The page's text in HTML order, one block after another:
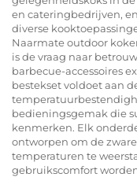
en cateringbedrijven,
diverse
Naarmate outdoor
is de vraag naar
barbecue-accessoires
bestekset voldoet aan
bedieningsgemak die
kenmerken. Elk
ontworpen om de
temperaturen te
gebruikscomfort